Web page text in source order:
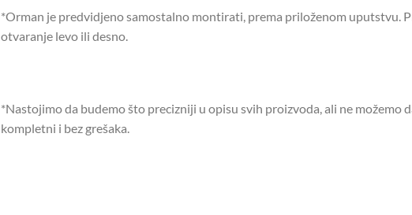
*Orman je predvidjeno samostalno montirati, prema priloženom uputstvu.
otvaranje levo ili desno.
*Nastojimo da budemo što precizniji u opisu svih proizvoda, ali ne možemo
kompletni i bez grešaka.